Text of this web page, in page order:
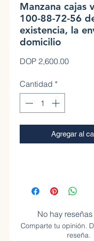
Manzana cajas
100-88-72-56
existencia, la
domicilio
DOP 2,600.00Precio
Cantidad *
Agregar al
No hay
Comparte tu opinión.
reseña.